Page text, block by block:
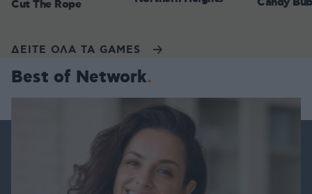
Cut The Rope
ΔΕΙΤΕ ΟΛΑ ΤΑ GAMES
Best of Network